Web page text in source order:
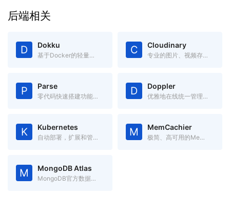
后端相关
D Dokku
基于Docker的轻量级开源PasS，可通过git直接部署 C Cloudinary
专业的图片、视频存储管理服务，提供各种语言的API
P Parse
零代码快速搭建功能完备的App后端系统 D Doppler
优雅地在线统一管理各项配置，替代本地.env文件，跨语言跨平台
K Kubernetes
自动部署，扩展和管理容器化应用程序的开源系统 M MemCachier
极简、高可用的Memcache服务
M MongoDB Atlas
MongoDB官方数据库服务, 500M免费空间